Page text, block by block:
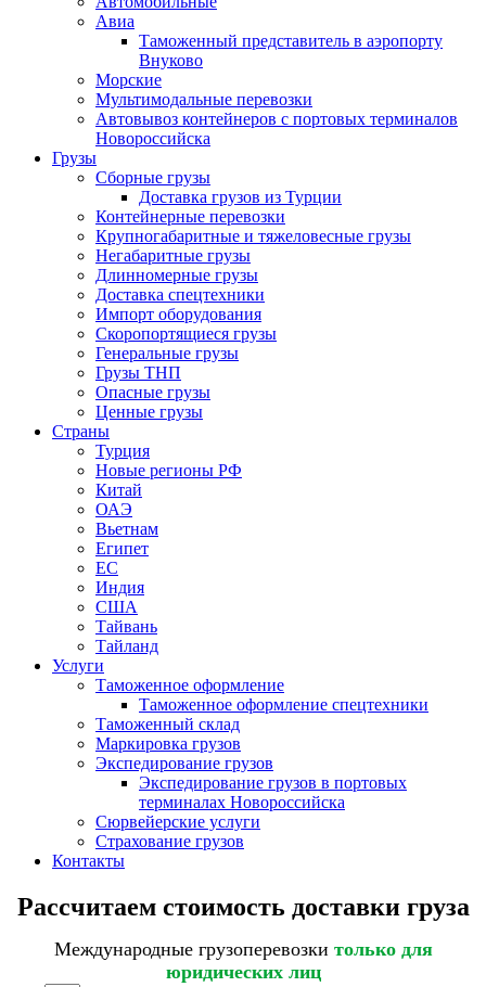
Авиа
Таможенный представитель в аэропорту
Внуково
Морские
Мультимодальные перевозки
Автовывоз контейнеров с портовых терминалов
Новороссийска
Грузы
Сборные грузы
Доставка грузов из Турции
Контейнерные перевозки
Крупногабаритные и тяжеловесные грузы
Негабаритные грузы
Длинномерные грузы
Доставка спецтехники
Импорт оборудования
Скоропортящиеся грузы
Генеральные грузы
Грузы ТНП
Опасные грузы
Ценные грузы
Страны
Турция
Новые регионы РФ
Китай
ОАЭ
Вьетнам
Египет
ЕС
Индия
США
Тайвань
Тайланд
Услуги
Таможенное оформление
Таможенное оформление спецтехники
Таможенный склад
Маркировка грузов
Экспедирование грузов
Экспедирование грузов в портовых
терминалах Новороссийска
Сюрвейерские услуги
Страхование грузов
Контакты
Рассчитаем стоимость доставки груза
Международные грузоперевозки только для
юридических лиц